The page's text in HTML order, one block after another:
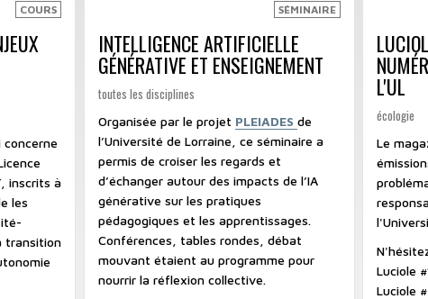
COURS
concerne
inscrits à
les
transition
SÉMINAIRE
INTELLIGENCE ARTIFICIELLE
GÉNÉRATIVE ET ENSEIGNEMENT
toutes les disciplines
Organisée par le projet PLEIADES de
l’Université de Lorraine, ce séminaire a
permis de croiser les regards et
d’échanger autour des impacts de l’IA
générative sur les pratiques
pédagogiques et les apprentissages.
Conférences, tables rondes, débat
mouvant étaient au programme pour
nourrir la réflexion collective.
L'UL
écologie
Le
Luciole
Luciole